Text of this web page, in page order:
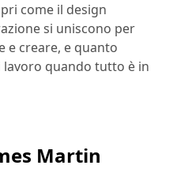
come il design
si uniscono per
e creare, e quanto
quando tutto è in
Martin